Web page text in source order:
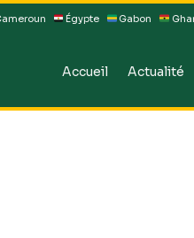
Égypte Gabon
Accueil Actualité